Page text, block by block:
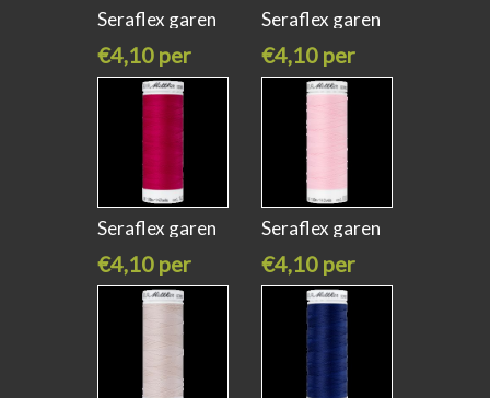
Seraflex garen
€4,10 per
stuk
Seraflex garen
€4,10 per
stuk
Seraflex garen
€4,10 per
stuk
Seraflex garen
€4,10 per
stuk